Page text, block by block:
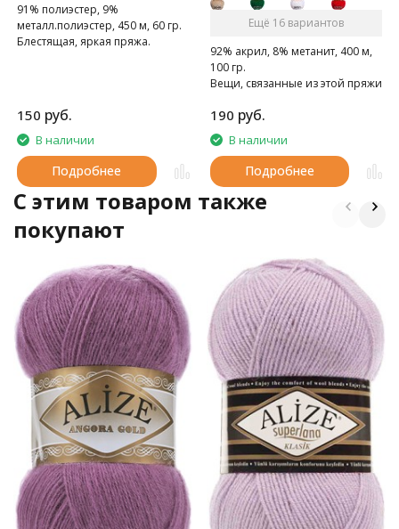
91% полиэстер, 9%
металл.полиэстер, 450 м, 60 гр.
Блестящая, яркая пряжа.
150 руб.
В наличии
Подробнее
Ещё 16 вариантов
92% акрил, 8% метанит, 400 м,
100 гр.
Вещи, связанные из этой пряжи
подходят для вечернего
выхода.
190 руб.
В наличии
Подробнее
C этим товаром также
покупают